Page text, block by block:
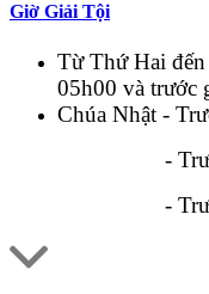
Giờ Giải Tội
Từ Thứ Hai
05h00 và trước
Chúa Nhật -
- Trước giờ
- Trước giờ